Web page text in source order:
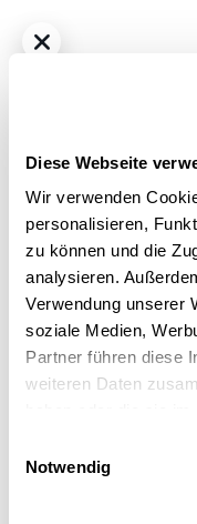
Diese Webseite
Wir verwenden
personalisieren,
zu können und die
analysieren.
Verwendung unserer
soziale Medien,
Partner führen diese
weiteren Daten
Notwendig
Hybrid THC22,0% CBD1%
Pop up No. 1/30
Bestrahlung: nicht
Strain: Gastro pop